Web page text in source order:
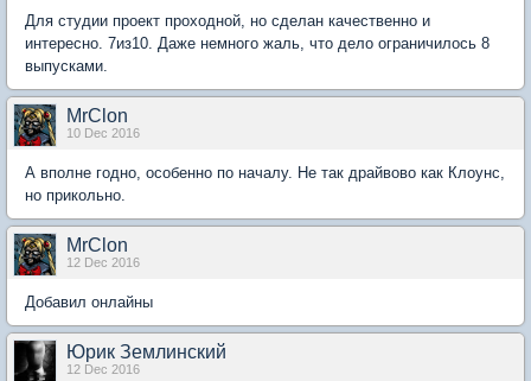
Для студии проект проходной, но сделан качественно и
интересно. 7из10. Даже немного жаль, что дело ограничилось 8
выпусками.
MrClon
10 Dec 2016
А вполне годно, особенно по началу. Не так драйвово как Клоунс,
но прикольно.
MrClon
12 Dec 2016
Добавил онлайны
Юрик Землинский
12 Dec 2016